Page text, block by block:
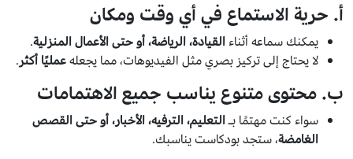
أ. حرية الاستماع في أي وقت ومكان
يمكنك سماعه أثناءالقيادة، الرياضة، أو حتى الأعمال المنزلية.
لا يحتاج إلى تركيز بصري مثل الفيديوهات، مما يجعلهعمليًا أكثر.
ب. محتوى متنوع يناسب جميع الاهتمامات
سواء كنت مهتمًا بـالتعليم، الترفيه، الأخبار، أو حتى القصص
الغامضة، ستجد بودكاست يناسبك.